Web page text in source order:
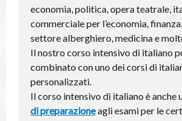
economia, politica, opera teatrale,
commerciale per l’economia,
settore alberghiero, medicina e
Il nostro corso intensivo di italiano
combinato con uno dei corsi di
personalizzati.
Il corso intensivo di italiano è anche
di preparazioneagli esami per le